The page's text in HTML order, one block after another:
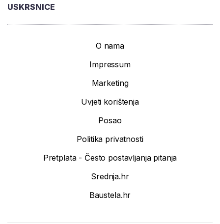
USKRSNICE
O nama
Impressum
Marketing
Uvjeti korištenja
Posao
Politika privatnosti
Pretplata - Često postavljanja pitanja
Srednja.hr
Baustela.hr